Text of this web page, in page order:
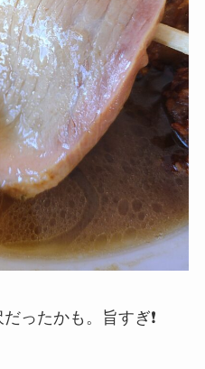
ったかも。旨すぎ❗